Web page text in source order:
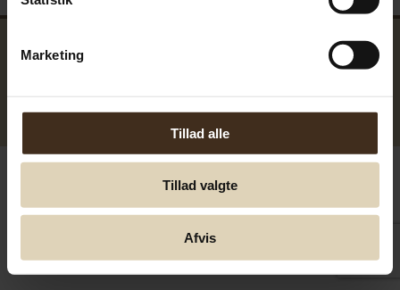
Marketing
Tillad alle
Tillad valgte
Afvis
© Greentools.dk 2017. Alla rättigheter förbehållna.